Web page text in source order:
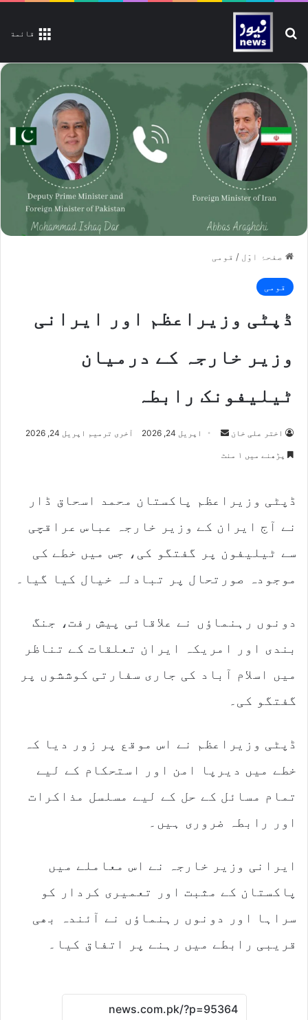
قائمة تلاش کیجیے
صفحۂ اوّل / قومی
قومی
ڈپٹی وزیراعظم اور ایرانی
وزیر خارجہ کے درمیان
ٹیلیفونک رابطہ
اختر علی خان
Send
اپریل 24, 2026 آخری ترمیم اپریل 24, 2026
پڑھنے میں ۱ منٹ
ڈپٹی وزیراعظم پاکستان محمد اسحاق ڈار
نے آج ایران کے وزیر خارجہ عباس عراقچی
سے ٹیلیفون پر گفتگو کی، جس میں خطے کی
موجودہ صورتحال پر تبادلہ خیال کیا گیا۔
دونوں رہنماؤں نے علاقائی پیش رفت، جنگ
بندی اور امریکہ ایران تعلقات کے تناظر
میں اسلام آباد کی جاری سفارتی کوششوں پر
گفتگو کی۔
ڈپٹی وزیراعظم نے اس موقع پر زور دیا کہ
خطے میں دیرپا امن اور استحکام کے لیے
تمام مسائل کے حل کے لیے مسلسل مذاکرات
اور رابطہ ضروری ہیں۔
ایرانی وزیر خارجہ نے اس معاملے میں
پاکستان کے مثبت اور تعمیری کردار کو
سراہا اور دونوں رہنماؤں نے آئندہ بھی
قریبی رابطے میں رہنے پر اتفاق کیا۔